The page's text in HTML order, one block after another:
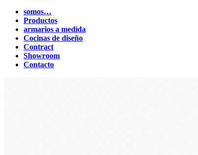
somos…
Productos
armarios a medida
Cocinas de diseño
Contract
Showroom
Contacto